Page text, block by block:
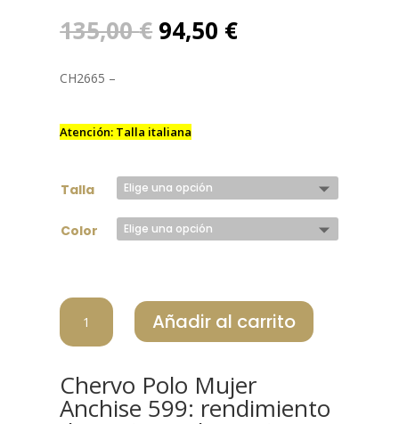
135,00€ El
precio
94,50 €El
CH2665 –
Atención: Talla italiana
Talla
Color
CHERVO
POLO
MUJER
599
cantidad
Añadir al carrito
Chervo Polo Mujer
Anchise 599: rendimiento